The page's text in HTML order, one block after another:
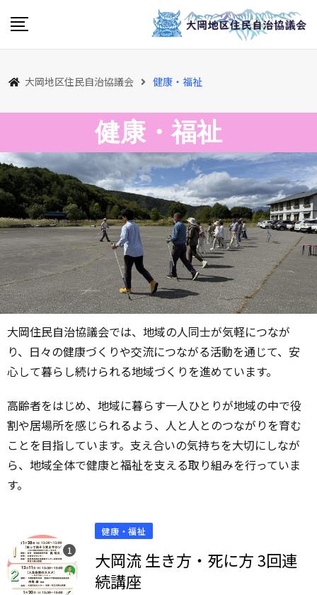
大岡地区住民自治協議会 健康・福祉
健康・福祉
大岡住民自治協議会では、地域の人同士が気軽につなが
り、日々の健康づくりや交流につながる活動を通じて、安
心して暮らし続けられる地域づくりを進めています。
高齢者をはじめ、地域に暮らす一人ひとりが地域の中で役
割や居場所を感じられるよう、人と人とのつながりを育む
ことを目指しています。支え合いの気持ちを大切にしなが
ら、地域全体で健康と福祉を支える取り組みを行っていま
す。
健康・福祉
大岡流 生き方・死に方 3回連
続講座